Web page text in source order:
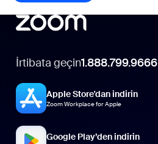
İrtibata geçin1.888.799.9666
Apple Store'dan indirin
Zoom Workplace for Apple
Google Play’den indirin